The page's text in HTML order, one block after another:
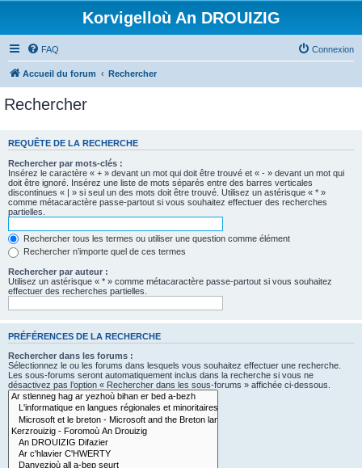
Korvigelloù An DROUIZIG
FAQ Connexion
Accueil du forum Rechercher
Rechercher
REQUÊTE DE LA RECHERCHE
Rechercher par mots-clés :
Insérez le caractère « + » devant un mot qui doit être trouvé et « - » devant un mot qui
doit être ignoré. Insérez une liste de mots séparés entre des barres verticales
discontinues « | » si seul un des mots doit être trouvé. Utilisez un astérisque « * »
comme métacaractère passe-partout si vous souhaitez effectuer des recherches
partielles.
Rechercher tous les termes ou utiliser une question comme élément
Rechercher n’importe quel de ces termes
Rechercher par auteur :
Utilisez un astérisque « * » comme métacaractère passe-partout si vous souhaitez
effectuer des recherches partielles.
PRÉFÉRENCES DE LA RECHERCHE
Rechercher dans les forums :
Sélectionnez le ou les forums dans lesquels vous souhaitez effectuer une recherche.
Les sous-forums seront automatiquement inclus dans la recherche si vous ne
désactivez pas l’option « Rechercher dans les sous-forums » affichée ci-dessous.